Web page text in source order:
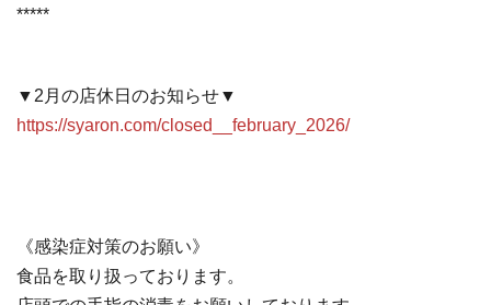
*****
▼2月の店休日のお知らせ▼
https://syaron.com/closed__february_2026/
《感染症対策のお願い》
食品を取り扱っております。